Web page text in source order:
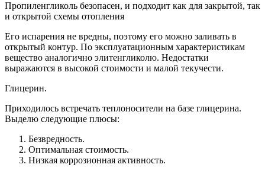
Пропиленгликоль безопасен, и подходит как для закрытой, так
и открытой схемы отопления
Его испарения не вредны, поэтому его можно заливать в
открытый контур. По эксплуатационным характеристикам
вещество аналогично элитенгликолю. Недостатки
выражаются в высокой стоимости и малой текучести.
Глицерин.
Приходилось встречать теплоносители на базе глицерина.
Выделю следующие плюсы:
Безвредность.
Оптимальная стоимость.
Низкая коррозионная активность.